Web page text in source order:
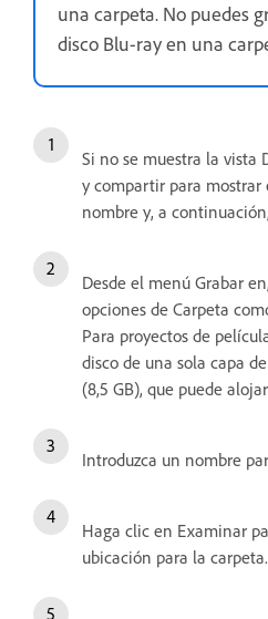
una carpeta. No puedes
disco Blu-ray en una
Si no se muestra la vista
y compartir para
nombre y, a
Desde el menú Grabar
opciones de Carpeta
Para proyectos de
disco de una sola capa
(8,5 GB), que puede
Introduzca un nombre
Haga clic en Examinar
ubicación para la carpeta.